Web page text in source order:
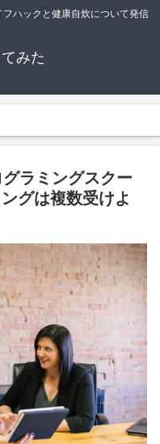
ハックと健康自炊について発信
みた
ラミングスクー
グは複数受けよ